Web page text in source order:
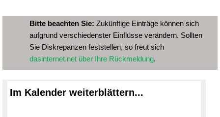
Bitte beachten Sie: Zukünftige Einträge können sich
aufgrund verschiedenster Einflüsse verändern. Sollten
Sie Diskrepanzen feststellen, so freut sich
dasinternet.net über Ihre Rückmeldung.
Im Kalender weiterblättern...